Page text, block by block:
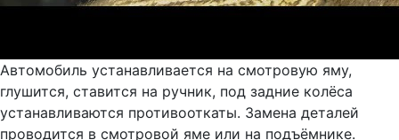
Автомобиль устанавливается на смотровую яму,
глушится, ставится на ручник, под задние колёса
устанавливаются противооткаты. Замена деталей
проводится в смотровой яме или на подъёмнике.